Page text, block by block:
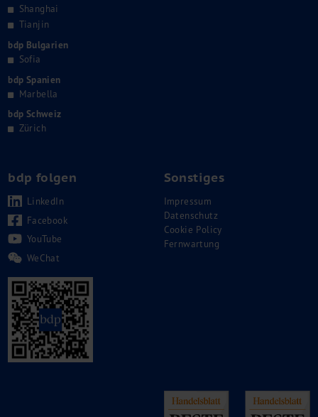
Shanghai
Tianjin
bdp Bulgarien
Sofia
bdp Spanien
Marbella
bdp Schweiz
Zürich
bdp folgen
LinkedIn
Facebook
YouTube
WeChat
Sonstiges
Impressum
Datenschutz
Cookie Policy
Fernwartung